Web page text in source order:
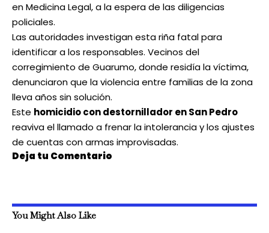
en Medicina Legal, a la espera de las diligencias
policiales.
Las autoridades investigan esta riña fatal para
identificar a los responsables. Vecinos del
corregimiento de Guarumo, donde residía la víctima,
denunciaron que la violencia entre familias de la zona
lleva años sin solución.
Este homicidio con destornillador en San Pedro
reaviva el llamado a frenar la intolerancia y los ajustes
de cuentas con armas improvisadas.
Deja tu Comentario
You Might Also Like